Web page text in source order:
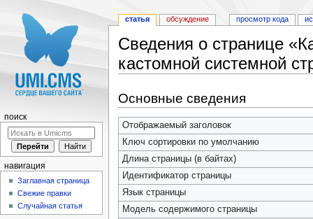
Сведения о странице
кастомной системной
Основные сведения
Отображаемый заголовок
Ключ сортировки по умолчанию
Длина страницы (в байтах)
Идентификатор страницы
Язык страницы
Модель содержимого страницы
статья обсуждение просмотр кода
поиск
навигация
Заглавная страница
Свежие правки
Случайная статья